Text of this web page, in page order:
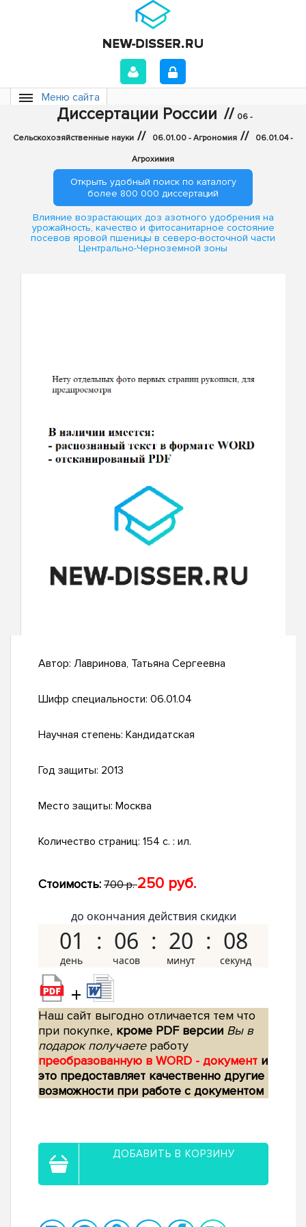
Меню сайта
Диссертации России // 06 -
Сельскохозяйственные науки // 06.01.00 - Агрономия // 06.01.04 -
Агрохимия
Открыть удобный поиск по каталогу
более 800 000 диссертаций
Влияние возрастающих доз азотного удобрения на
урожайность, качество и фитосанитарное состояние
посевов яровой пшеницы в северо-восточной части
Центрально-Черноземной зоны
Автор: Лавринова, Татьяна Сергеевна
Шифр специальности: 06.01.04
Научная степень: Кандидатская
Год защиты: 2013
Место защиты: Москва
Количество страниц: 154 с. : ил.
Стоимость: 700 р.250 руб.
до окончания действия скидки
01 06 20 07
+
Наш сайт выгодно отличается тем что
при покупке, кроме PDF версии Вы в
подарок получаетеработу
преобразованную в WORD - документ и
это предоставляет качественно другие
возможности при работе с документом
ДОБАВИТЬ В КОРЗИНУ